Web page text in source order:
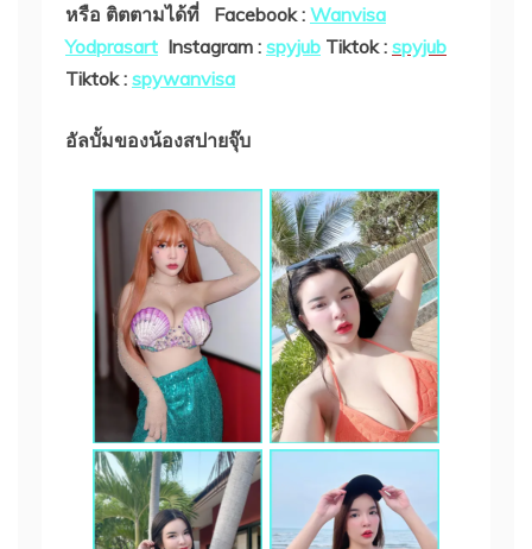
หรือ ติตตามได้ที่
Facebook : Wanvisa
Yodprasart Instagram : spyjub Tiktok : spyjub
Tiktok : spywanvisa
อัลบั้มของน้องสปายจุ๊บ